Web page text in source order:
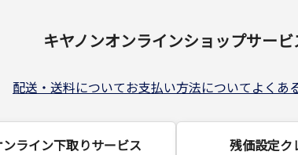
キヤノンオンラインショップサービ
配送・送料についてお支払い方法についてよくあ
ライン下取りサービス 残価設定ク